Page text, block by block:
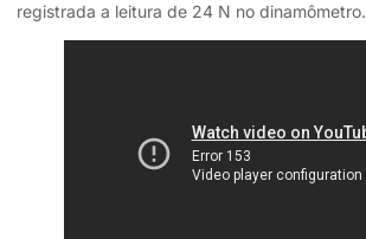
registrada a leitura de 24 N no dinamômetro.